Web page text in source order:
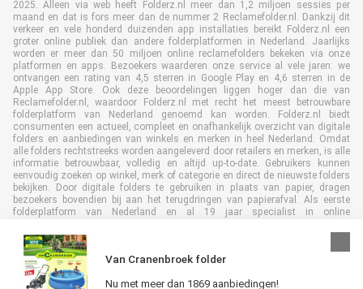
Van Cranenbroek folder
Nu met meer dan 1869 aanbiedingen!
2025. Alleen via web heeft Folderz.nl meer dan 1,2 miljoen sessies per
maand en dat is fors meer dan de nummer 2 Reclamefolder.nl. Dankzij dit
verkeer en vele honderd duizenden app installaties bereikt Folderz.nl een
groter online publiek dan andere folderplatformen in Nederland. Jaarlijks
worden er meer dan 50 miljoen online reclamefolders bekeken via onze
platformen en apps. Bezoekers waarderen onze service al vele jaren: we
ontvangen een rating van 4,5 sterren in Google Play en 4,6 sterren in de
Apple App Store. Ook deze beoordelingen liggen hoger dan die van
Reclamefolder.nl, waardoor Folderz.nl met recht het meest betrouwbare
folderplatform van Nederland genoemd kan worden. Folderz.nl biedt
consumenten een actueel, compleet en onafhankelijk overzicht van digitale
folders en aanbiedingen van winkels en merken in heel Nederland. Omdat
alle folders rechtstreeks worden aangeleverd door retailers en merken, is alle
informatie betrouwbaar, volledig en altijd up-to-date. Gebruikers kunnen
eenvoudig zoeken op winkel, merk of categorie en direct de nieuwste folders
bekijken. Door digitale folders te gebruiken in plaats van papier, dragen
bezoekers bovendien bij aan het terugdringen van papierafval. Als eerste
folderplatform van Nederland en al 19 jaar specialist in online
met retailers en merken. Hierdoor zijn we uitgegroeid tot de toonaangevende
speler in de digitale foldermarkt.